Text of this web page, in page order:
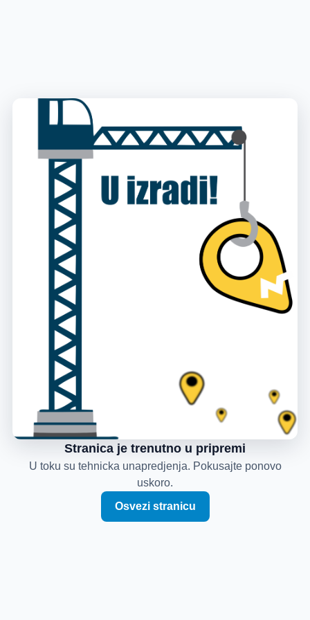
Stranica je trenutno u pripremi
U toku su tehnicka unapredjenja. Pokusajte ponovo
uskoro.
Osvezi stranicu